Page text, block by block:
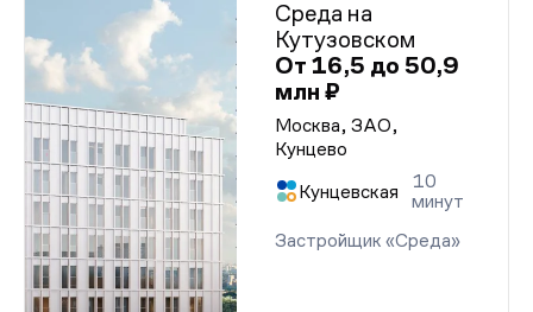
Среда на
Кутузовском
От 16,5 до 50,9
млн ₽
Москва, ЗАО,
Кунцево
Кунцевская
10
минут
Застройщик «Среда»